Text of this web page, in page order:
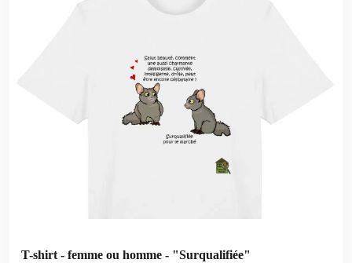
T-shirt - femme ou homme - "Surqualifiée"